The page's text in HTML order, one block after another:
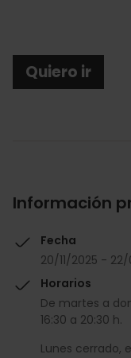
Quiero ir
Información
Fecha
20/11/2025 -
Horarios
De martes a
16:30 a 20:30 h.
Lunes cerrado,